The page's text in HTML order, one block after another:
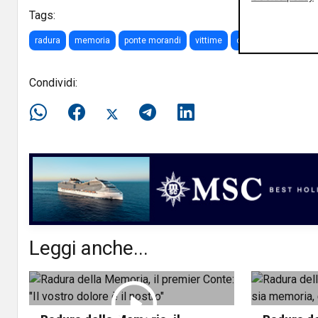
Tags:
radura memoria ponte morandi vittime chiusa
Condividi:
Leggi anche...